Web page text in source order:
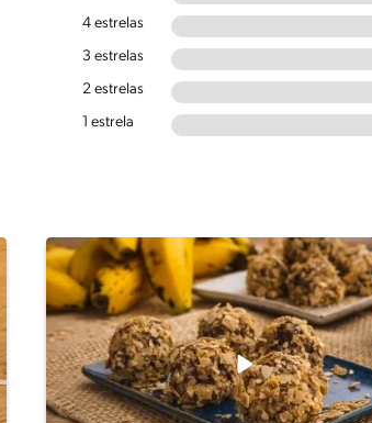
4 estrelas
3 estrelas
2 estrelas
1 estrela